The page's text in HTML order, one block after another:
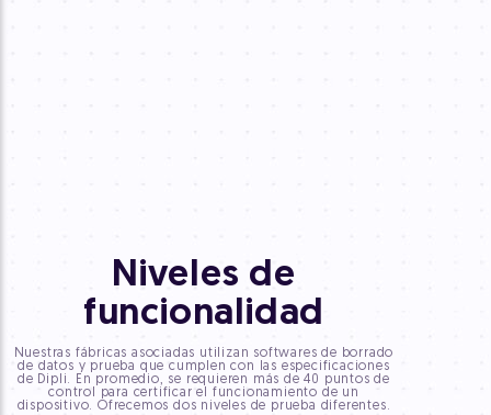
Niveles de
funcionalidad
Nuestras fábricas asociadas utilizan softwares de borrado
de datos y prueba que cumplen con las especificaciones
de Dipli. En promedio, se requieren más de 40 puntos de
control para certificar el funcionamiento de un
dispositivo. Ofrecemos dos niveles de prueba diferentes.